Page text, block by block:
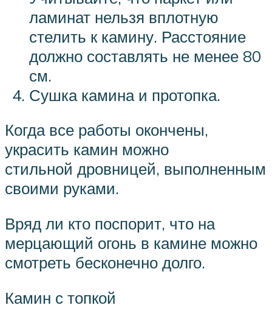
ламинат нельзя вплотную
стелить к камину. Расстояние
должно составлять не менее 80
см.
Сушка камина и протопка.
Когда все работы окончены,
украсить камин можно
стильной дровницей, выполненным
своими руками.
Вряд ли кто поспорит, что на
мерцающий огонь в камине можно
смотреть бесконечно долго.
Камин с топкой